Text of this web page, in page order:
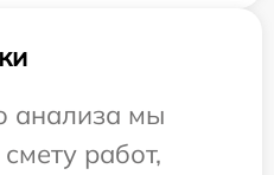
анализа мы
работ,